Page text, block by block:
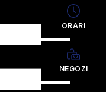
ORARI
NEGOZI